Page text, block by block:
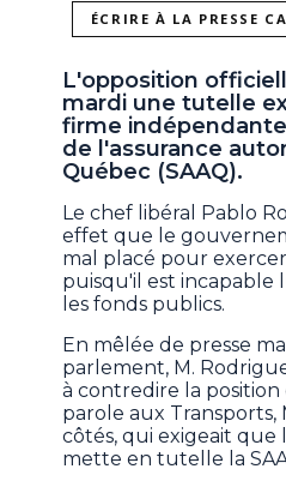
ÉCRIRE À LA PRESSE
L'opposition
mardi une tutelle
firme
de l'assurance
Québec (SAAQ).
Le chef libéral Pablo
effet que le
mal placé pour
puisqu'il est incapable
les fonds publics.
En mêlée de presse
parlement, M.
à contredire la
parole aux Transports,
côtés, qui exigeait
mette en tutelle la